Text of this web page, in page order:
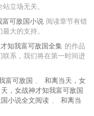
立场无关。
富可敌国小说 阅读章节有错
大的支持。
知我富可敌国全集 的作品
联系，我们将在第一时间进
富可敌国 、
和离当天，女
，女战神才知我富可敌国
小说全文阅读 、
和离当